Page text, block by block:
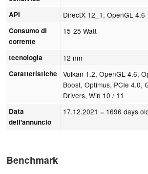
API DirectX 12_1, OpenGL 4.6
Consumo di
corrente
15-25 Watt
tecnologia 12 nm
Caratteristiche
Vulkan 1.2, OpenGL 4.6,
Boost, Optimus, PCIe 4.0,
Drivers, Win 10 / 11
Data
dell'annuncio
17.12.2021 = 1696 days
Benchmark